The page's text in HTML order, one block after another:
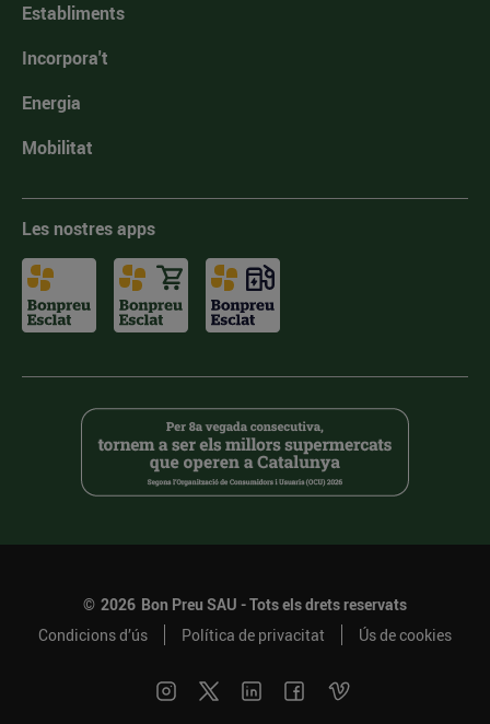
Establiments
Incorpora't
Energia
Mobilitat
Les nostres apps
© 2026 Bon Preu SAU - Tots els drets reservats
Condicions d’ús
Política de privacitat Ús de cookies